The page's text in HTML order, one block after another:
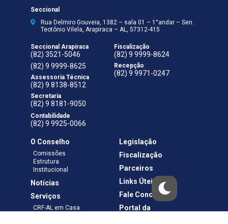
Seccional
Rua Delmiro Gouveia, 1382 – sala 01 – 1°andar – Sen.
Teotônio Vilela, Arapiraca – AL, 57312-415
Seccional Arapiraca
(82) 3521-5046
(82) 9 9999-8625
Assessoria Técnica
(82) 9 8138-8512
Secretaria
(82) 9 8181-9050
Contabilidade
(82) 9 9925-0066
Fiscalização
(82) 9 9999-8624
Recepção
(82) 9 9971-0247
O Conselho
Comissões
Estrutura
Institucional
Notícias
Serviços
CRF-AL em Casa
Legislação
Fiscalização
Parceiros
Links Úteis
Fale Conosco
Portal da